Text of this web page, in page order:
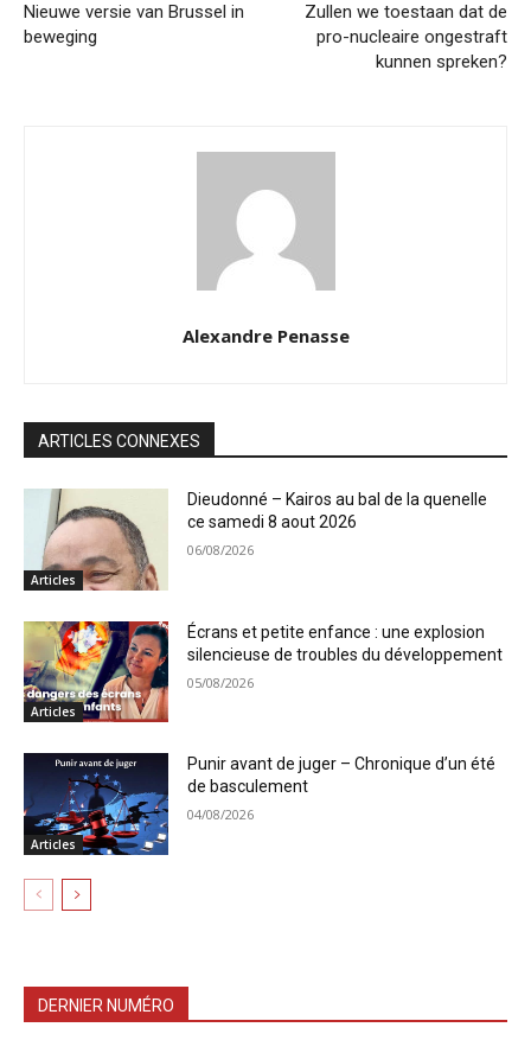
Nieuwe versie van Brussel in
beweging
Zullen we toestaan dat de
pro-nucleaire ongestraft
kunnen spreken?
Alexandre Penasse
ARTICLES CONNEXES
Articles
Dieudonné – Kairos au bal de la quenelle
ce samedi 8 aout 2026
06/08/2026
Articles
Écrans et petite enfance : une explosion
silencieuse de troubles du développement
05/08/2026
Articles
Punir avant de juger – Chronique d’un été
de basculement
04/08/2026
DERNIER NUMÉRO